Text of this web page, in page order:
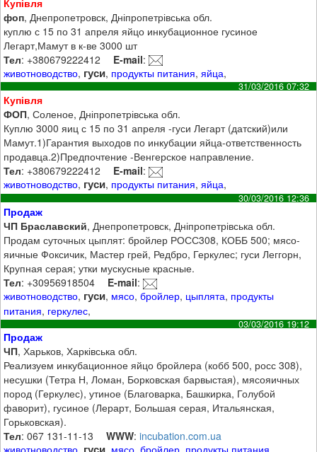
фоп, Днепропетровск, Дніпропетрівська обл.
куплю с 15 по 31 апреля яйцо инкубационное гусиное
Легарт,Мамут в к-ве 3000 шт
Тел: +380679222412 E-mail:
животноводство, гуси, продукты питания,яйца,
31/03/2016 07:32
Купівля
ФОП, Соленое, Дніпропетрівська обл.
Куплю 3000 яиц с 15 по 31 апреля -гуси Легарт (датский)или
Мамут.1)Гарантия выходов по инкубации яйца-ответственность
продавца.2)Предпочтение -Венгерское направление.
Тел: +380679222412 E-mail:
животноводство, гуси, продукты питания,яйца,
30/03/2016 12:36
Продаж
ЧП Браславский, Днепропетровск, Дніпропетрівська обл.
Продам суточных цыплят: бройлер РОСС308, КОББ 500; мясо-
яичные Фоксичик, Мастер грей, Редбро, Геркулес; гуси Леггорн,
Крупная серая; утки мускусные красные.
Тел: +30956918504 E-mail:
животноводство, гуси, мясо,бройлер, цыплята, продукты
питания, геркулес,
03/03/2016 19:12
Продаж
ЧП, Харьков, Харківська обл.
Реализуем инкубационное яйцо бройлера (кобб 500, росс 308),
несушки (Тетра Н, Ломан, Борковская барвыстая), мясояичных
пород (Геркулес), утиное (Благоварка, Башкирка, Голубой
фаворит), гусиное (Лерарт, Большая серая, Итальянская,
Горьковская).
Тел: 067 131-11-13 WWW:incubation.com.ua